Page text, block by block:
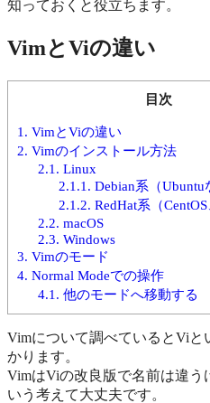
知っておくと役立ちます。
VimとViの違い
目次
1. VimとViの違い
2. Vimのインストール方法
2.1. Linux
2.1.1. Debian系（Ubuntu
2.1.2. RedHat系（CentOS
2.2. macOS
2.3. Windows
3. Vimのモード
4. Normal Modeでの操作
4.1. 他のモードへ移動する
Vimについて調べているとViと
かります。
VimはViの改良版で名前は違う
いう考えて大丈夫です。